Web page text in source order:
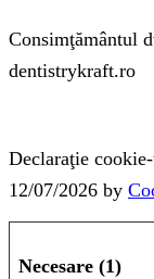
Consimţământul
dentistrykraft.ro
Declaraţie
12/07/2026 by
Necesare (1)